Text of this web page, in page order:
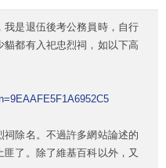
是退伍後考公務員時，自行
都有入祀忠烈祠，如以下高
除名。不過許多網站論述的
了。除了維基百科以外，又